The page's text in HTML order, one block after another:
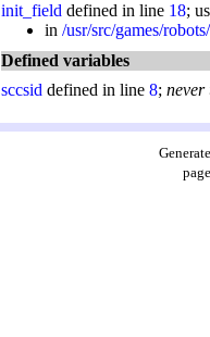
init_field defined in line 18;
in /usr/src/games/
Defined variables
sccsid defined in line 8; never